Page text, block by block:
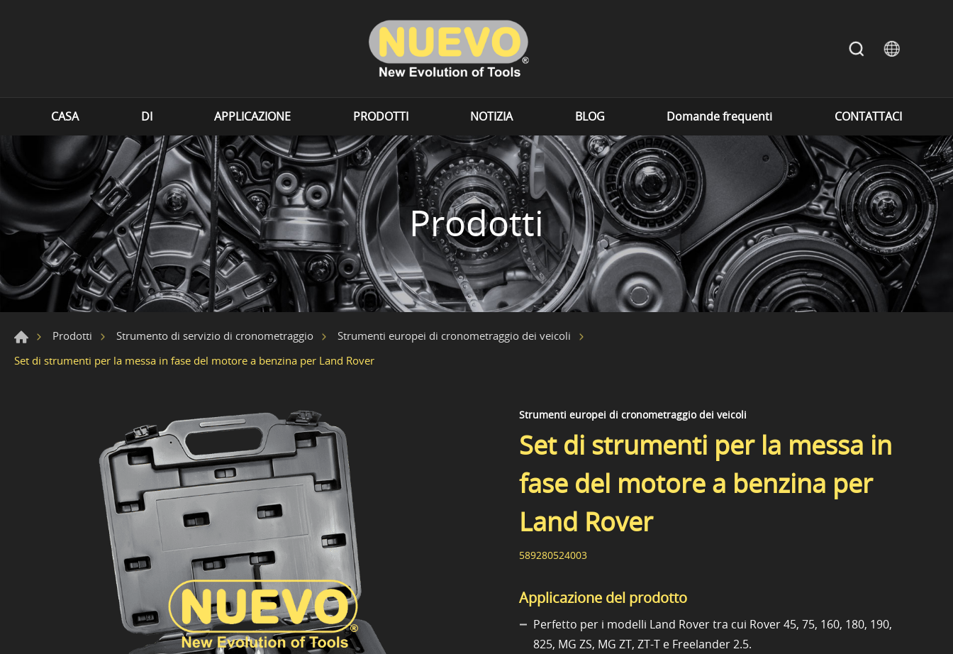
CASA DI APPLICAZIONE PRODOTTI NOTIZIA BLOG Domande frequenti CONTATTACI
Prodotti
Prodotti Strumento di servizio di cronometraggio
Strumenti europei di cronometraggio dei veicoli
Set di strumenti per la messa in fase del motore a benzina per Land Rover
Strumenti europei di cronometraggio dei veicoli
Set di strumenti per la messa in
fase del motore a benzina per
Land Rover
589280524003
Applicazione del prodotto
Perfetto per i modelli Land Rover tra cui Rover 45, 75, 160, 180, 190,
825, MG ZS, MG ZT, ZT-T e Freelander 2.5.